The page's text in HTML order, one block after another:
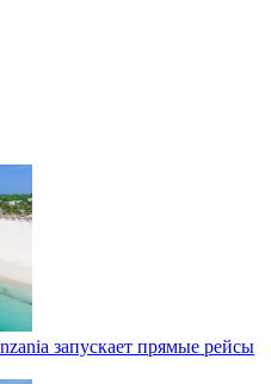
запускает прямые рейсы